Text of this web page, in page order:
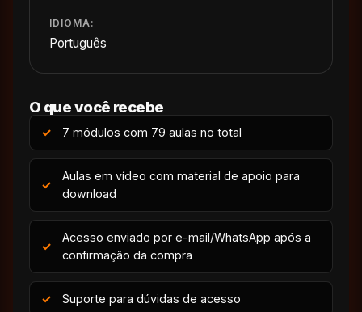
IDIOMA:
Português
O que você recebe
7 módulos com 79 aulas no total
Aulas em vídeo com material de apoio para
download
Acesso enviado por e-mail/WhatsApp após a
confirmação da compra
Suporte para dúvidas de acesso